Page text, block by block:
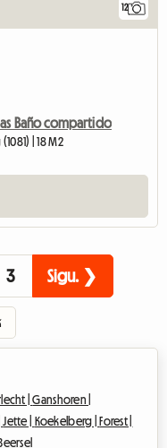
12
Baño compartido
| 18 M2
3 Sigu. ❯
|Ganshoren |
Jette | Koekelberg |
Forest |
Beersel